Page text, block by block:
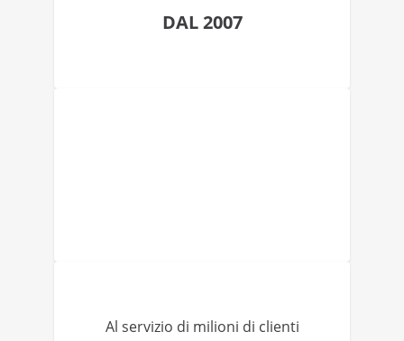
DAL 2007
Al servizio di milioni di clienti